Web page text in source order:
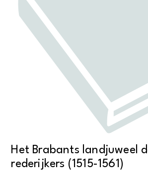
Het Brabants landjuweel
rederijkers (1515-1561)